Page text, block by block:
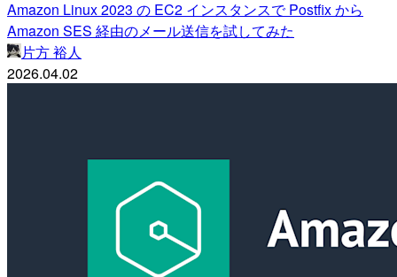
Amazon Linux 2023 の EC2 インスタンスで Postfix から
Amazon SES 経由のメール送信を試してみた
片方 裕人
2026.04.02